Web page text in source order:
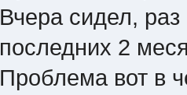
Вчера сидел,
последних 2
Проблема вот в